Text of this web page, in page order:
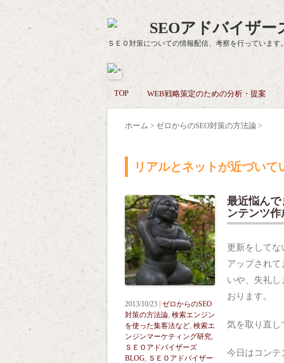
SEOアドバイザー
ＳＥＯ対策についての情報配信、考察を行っています。
TOP WEB戦略策定のための分析・提案
ホーム > ゼロからのSEO対策の方法論 >
リアルとネットが近づいて
最近悩んで
ンテンツ
2013/10/23 | ゼロからのSEO
対策の方法論 検索エンジン
を使った集客法など 検索エ
ンジンマーケティング研究
ＳＥＯアドバイザーズ
BLOG
ＳＥＯアドバイザー
更新をしてな
アップされて
いや、失礼し
おります。
気を取り直し
今日はコンテ